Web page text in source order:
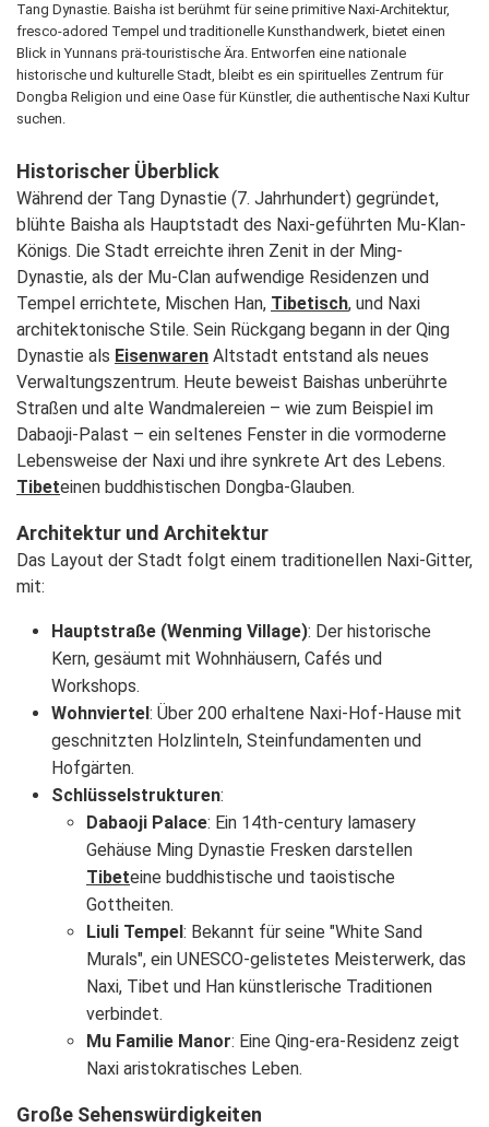
Tang Dynastie. Baisha ist berühmt für seine primitive Naxi-Architektur,
fresco-adored Tempel und traditionelle Kunsthandwerk, bietet einen
Blick in Yunnans prä-touristische Ära. Entworfen eine nationale
historische und kulturelle Stadt, bleibt es ein spirituelles Zentrum für
Dongba Religion und eine Oase für Künstler, die authentische Naxi Kultur
suchen.
Historischer Überblick
Während der Tang Dynastie (7. Jahrhundert) gegründet,
blühte Baisha als Hauptstadt des Naxi-geführten Mu-Klan-
Königs. Die Stadt erreichte ihren Zenit in der Ming-
Dynastie, als der Mu-Clan aufwendige Residenzen und
Tempel errichtete, Mischen Han, Tibetisch, und Naxi
architektonische Stile. Sein Rückgang begann in der Qing
Dynastie als Eisenwaren Altstadt entstand als neues
Verwaltungszentrum. Heute beweist Baishas unberührte
Straßen und alte Wandmalereien – wie zum Beispiel im
Dabaoji-Palast – ein seltenes Fenster in die vormoderne
Lebensweise der Naxi und ihre synkrete Art des Lebens.
Tibeteinen buddhistischen Dongba-Glauben.
Architektur und Architektur
Das Layout der Stadt folgt einem traditionellen Naxi-Gitter,
mit:
Hauptstraße (Wenming Village): Der historische
Kern, gesäumt mit Wohnhäusern, Cafés und
Workshops.
Wohnviertel: Über 200 erhaltene Naxi-Hof-Hause mit
geschnitzten Holzlinteln, Steinfundamenten und
Hofgärten.
Schlüsselstrukturen:
Dabaoji Palace: Ein 14th-century lamasery
Gehäuse Ming Dynastie Fresken darstellen
Tibeteine buddhistische und taoistische
Gottheiten.
Liuli Tempel: Bekannt für seine "White Sand
Murals", ein UNESCO-gelistetes Meisterwerk, das
Naxi, Tibet und Han künstlerische Traditionen
verbindet.
Mu Familie Manor: Eine Qing-era-Residenz zeigt
Naxi aristokratisches Leben.
Große Sehenswürdigkeiten